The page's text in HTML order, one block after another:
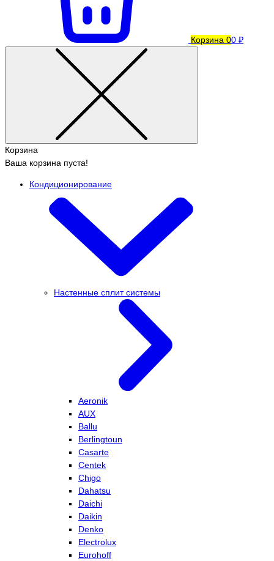
Корзина 00 ₽
Корзина
Ваша корзина пуста!
Кондиционирование
Настенные сплит системы
Aeronik
AUX
Ballu
Berlingtoun
Casarte
Centek
Chigo
Dahatsu
Daichi
Daikin
Denko
Electrolux
Eurohoff